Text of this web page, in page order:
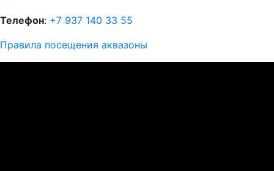
Телефон: +7 937 140 33 55
Правила посещения аквазоны